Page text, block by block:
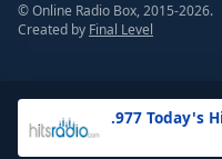
Opacity
Background
.977 Today's
© Online Radio Box, 2015-2026.
Created by Final Level